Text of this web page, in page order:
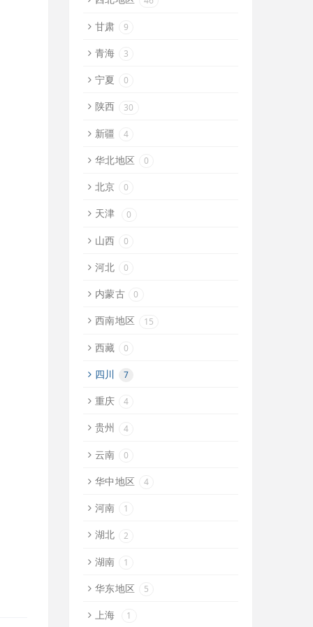
甘肃 9
青海 3
宁夏 0
陕西 30
新疆 4
华北地区 0
北京 0
天津 0
山西 0
河北 0
内蒙古 0
西南地区 15
西藏 0
四川 7
重庆 4
贵州 4
云南 0
华中地区 4
河南 1
湖北 2
湖南 1
华东地区 5
上海 1